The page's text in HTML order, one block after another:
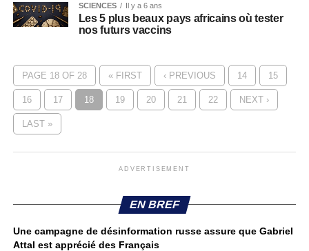
SCIENCES Il y a 6 ans
Les 5 plus beaux pays africains où tester
nos futurs vaccins
PAGE 18 OF 28 « FIRST ‹ PREVIOUS 14 15
16 17 18 19 20 21 22 NEXT ›
LAST »
ADVERTISEMENT
EN BREF
Une campagne de désinformation russe assure que Gabriel
Attal est apprécié des Français